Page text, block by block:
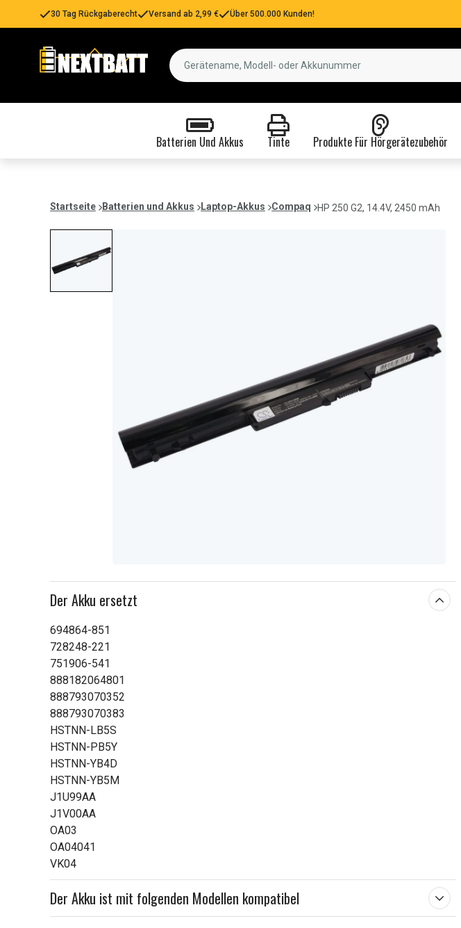
30 Tag Rückgaberecht Versand ab 2,99 € Über 500.000 Kunden!
Batterien Und Akkus Tinte Produkte Für Hörgerätezubehör
Startseite Batterien und Akkus Laptop-Akkus Compaq HP 250 G2, 14.4V, 2450 mAh
of
Der Akku ersetzt
694864-851
728248-221
751906-541
888182064801
888793070352
888793070383
HSTNN-LB5S
HSTNN-PB5Y
HSTNN-YB4D
HSTNN-YB5M
J1U99AA
J1V00AA
OA03
OA04041
VK04
Der Akku ist mit folgenden Modellen kompatibel